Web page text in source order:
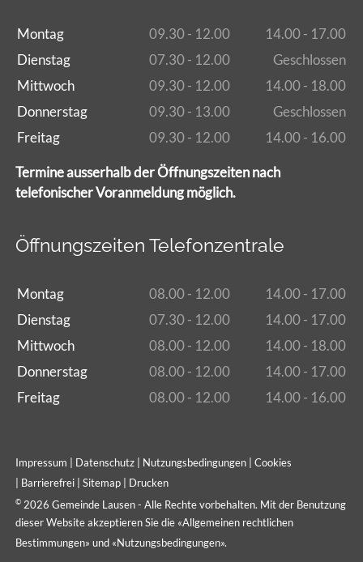
Montag 09.30 - 12.00
14.00 - 17.00
Dienstag
07.30 - 12.00
Geschlossen
Mittwoch
09.30 - 12.00
14.00 - 18.00
Donnerstag
09.30 - 13.00
Geschlossen
Freitag
09.30 - 12.00 14.00 - 16.00
Termine ausserhalb der Öffnungszeiten nach
telefonischer Voranmeldung möglich.
Öffnungszeiten Telefonzentrale
Montag 08.00 - 12.00
14.00 - 17.00
Dienstag
07.30 - 12.00
14.00 - 17.00
Mittwoch
08.00 - 12.00
14.00 - 18.00
Donnerstag
08.00 - 12.00
14.00 - 17.00
Freitag
08.00 - 12.00 14.00 - 16.00
© 2026 Gemeinde Lausen - Alle Rechte vorbehalten. Mit der Benutzung
dieser Website akzeptieren Sie die «Allgemeinen rechtlichen
Bestimmungen» und «Nutzungsbedingungen».
Impressum Datenschutz Nutzungsbedingungen
Cookies
Barrierefrei Sitemap Drucken